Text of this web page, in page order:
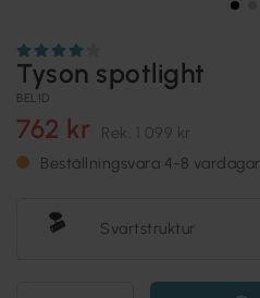
Tyson spotlight
BELID
762 kr Rek. 1 099 kr
Beställningsvara 4-8 vardagar
Svartstruktur